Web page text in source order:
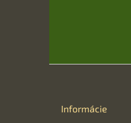
Informácie